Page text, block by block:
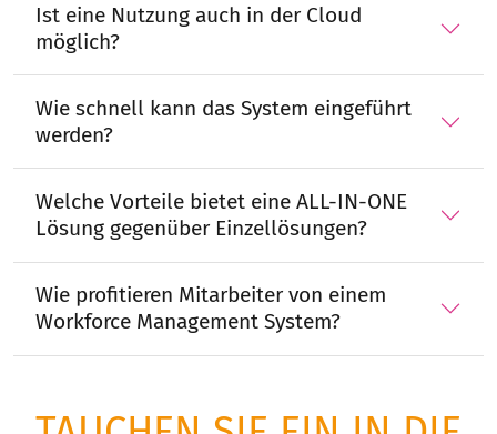
Ist eine Nutzung auch in der Cloud
möglich?
Wie schnell kann das System eingeführt
werden?
Welche Vorteile bietet eine ALL-IN-ONE
Lösung gegenüber Einzellösungen?
Wie profitieren Mitarbeiter von einem
Workforce Management System?